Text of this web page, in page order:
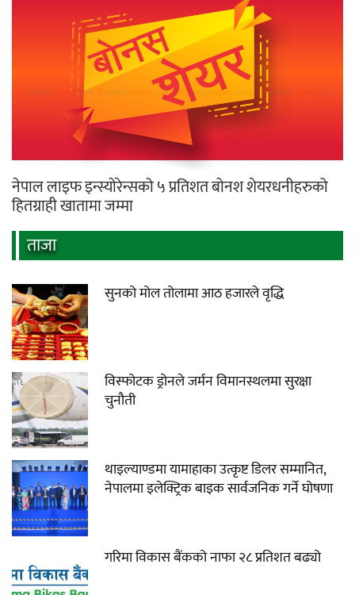
नेपाल लाइफ इन्स्योरेन्सको ५ प्रतिशत बोनश शेयरधनीहरुको
हितग्राही खातामा जम्मा
ताजा
सुनको मोल तोलामा आठ हजारले वृद्धि
विस्फोटक ड्रोनले जर्मन विमानस्थलमा सुरक्षा
चुनौती
थाइल्याण्डमा यामाहाका उत्कृष्ट डिलर सम्मानित,
नेपालमा इलेक्ट्रिक बाइक सार्वजनिक गर्ने घोषणा
गरिमा विकास बैंकको नाफा २८ प्रतिशत बढ्यो